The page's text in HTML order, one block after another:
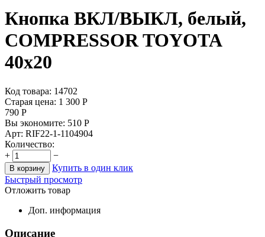
Кнопка ВКЛ/ВЫКЛ, белый,
COMPRESSOR TOYOTA
40x20
Код товара: 14702
Старая цена: 1 300 Р
790 Р
Вы экономите: 510 Р
Арт: RIF22-1-1104904
Количество:
+
−
В корзину
Купить в один клик
Быстрый просмотр
Отложить товар
Доп. информация
Описание